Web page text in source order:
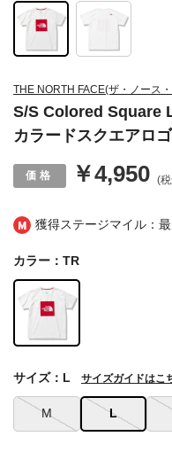
獲得ステージマイル：
THE NORTH FACE(ザ・ノース
S/S Colored Square
カラードスクエアロ
￥4,950 (
カラー：TR
M L
サイズ：L サイズガイドはこ